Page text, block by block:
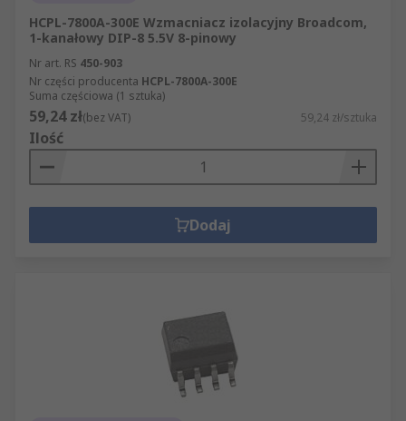
HCPL-7800A-300E Wzmacniacz izolacyjny Broadcom,
1-kanałowy DIP-8 5.5V 8-pinowy
Nr art. RS 450-903
Nr części producenta HCPL-7800A-300E
Suma częściowa (1 sztuka)
59,24 zł(bez VAT) 59,24 zł/sztuka
Ilość
Dodaj